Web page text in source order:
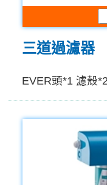
三道過濾器
EVER頭*1 濾殼